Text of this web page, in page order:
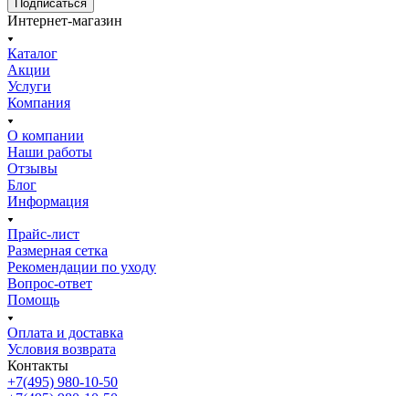
Подписаться
Интернет-магазин
Каталог
Акции
Услуги
Компания
О компании
Наши работы
Отзывы
Блог
Информация
Прайс-лист
Размерная сетка
Рекомендации по уходу
Вопрос-ответ
Помощь
Оплата и доставка
Условия возврата
Контакты
+7(495) 980-10-50